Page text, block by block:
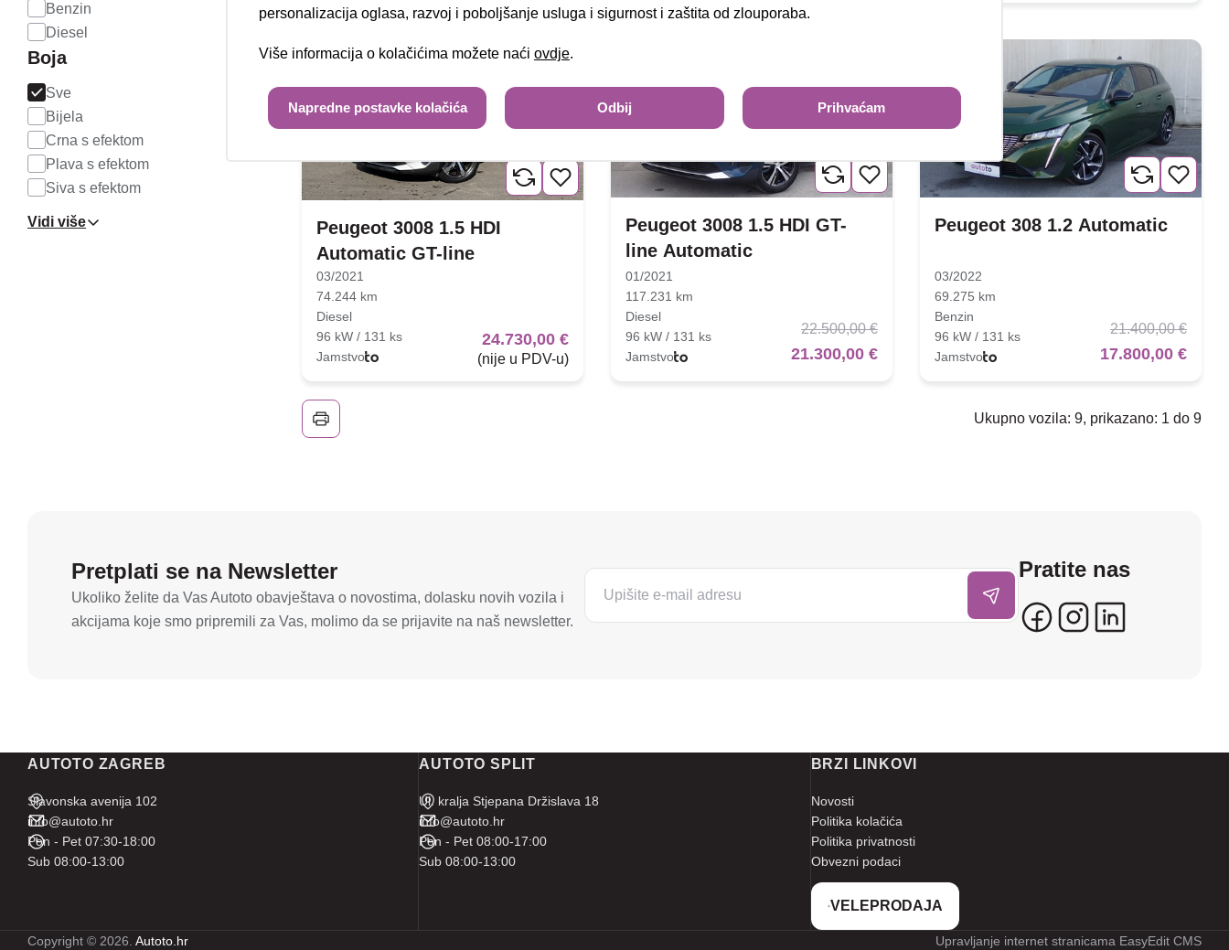
Benzin
Diesel
Boja
Sve
Bijela
Crna s efektom
Plava s efektom
Siva s efektom
Vidi više
Peugeot 3008 1.5 HDI
Automatic GT-line
03/2021
74.244 km
Diesel
96 kW / 131 ks
Jamstvo
24.730,00 €
(nije u PDV-u)
Peugeot 3008 1.5 HDI GT-
line Automatic
01/2021
117.231 km
Diesel
96 kW / 131 ks
Jamstvo
22.500,00 €
21.300,00 €
Peugeot 308 1.2 Automatic
03/2022
69.275 km
Benzin
96 kW / 131 ks
Jamstvo
21.400,00 €
17.800,00 €
Ukupno vozila: 9, prikazano: 1 do 9
Pretplati se na Newsletter
Ukoliko želite da Vas Autoto obavještava o novostima, dolasku novih vozila i
akcijama koje smo pripremili za Vas, molimo da se prijavite na naš newsletter.
Pratite nas
AUTOTO ZAGREB
Slavonska avenija 102
info@autoto.hr
Pon - Pet 07:30-18:00
Sub 08:00-13:00
AUTOTO SPLIT
Ul. kralja Stjepana Držislava 18
info@autoto.hr
Pon - Pet 08:00-17:00
Sub 08:00-13:00
BRZI LINKOVI
Novosti
Politika kolačića
Politika privatnosti
Obvezni podaci
VELEPRODAJA
Copyright © 2026. Autoto.hr Upravljanje internet stranicama EasyEdit CMS
Traži
personalizacija oglasa, razvoj i poboljšanje usluga i sigurnost i zaštita od zlouporaba.
Više informacija o kolačićima možete naći ovdje.
Napredne postavke kolačića Odbij Prihvaćam